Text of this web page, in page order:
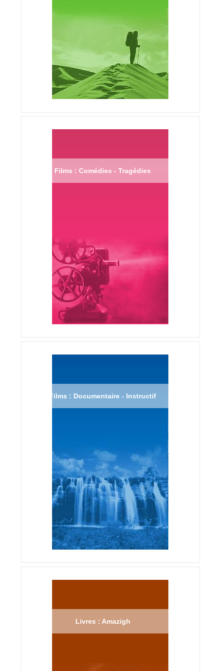
Films : Comédies - Tragédies
Films : Documentaire - Instructif
Livres : Amazigh